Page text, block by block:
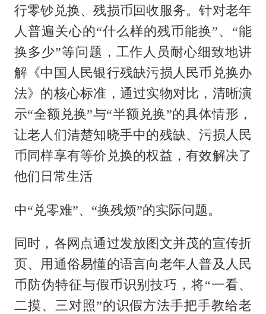
行零钞兑换、残损币回收服务。针对老年
人普遍关心的“什么样的残币能换”、“能
换多少”等问题，工作人员耐心细致地讲
解《中国人民银行残缺污损人民币兑换办
法》的核心标准，通过实物对比，清晰演
示“全额兑换”与“半额兑换”的具体情形，
让老人们清楚知晓手中的残缺、污损人民
币同样享有等价兑换的权益，有效解决了
他们日常生活
中“兑零难”、“换残烦”的实际问题。
同时，各网点通过发放图文并茂的宣传折
页、用通俗易懂的语言向老年人普及人民
币防伪特征与假币识别技巧，将“一看、
二摸、三对照”的识假方法手把手教给老